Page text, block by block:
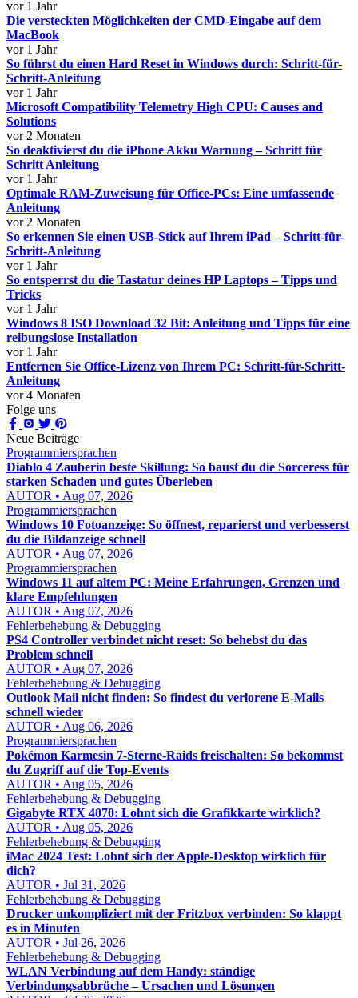
vor 1 Jahr
Die versteckten Möglichkeiten der CMD-Eingabe auf dem
MacBook
vor 1 Jahr
So führst du einen Hard Reset in Windows durch: Schritt-für-
Schritt-Anleitung
vor 1 Jahr
Microsoft Compatibility Telemetry High CPU: Causes and
Solutions
vor 2 Monaten
So deaktivierst du die iPhone Akku Warnung – Schritt für
Schritt Anleitung
vor 1 Jahr
Optimale RAM-Zuweisung für Office-PCs: Eine umfassende
Anleitung
vor 2 Monaten
So erkennen Sie einen USB-Stick auf Ihrem iPad – Schritt-für-
Schritt-Anleitung
vor 1 Jahr
So entsperrst du die Tastatur deines HP Laptops – Tipps und
Tricks
vor 1 Jahr
Windows 8 ISO Download 32 Bit: Anleitung und Tipps für eine
reibungslose Installation
vor 1 Jahr
Entfernen Sie Office-Lizenz von Ihrem PC: Schritt-für-Schritt-
Anleitung
vor 4 Monaten
Folge uns
Neue Beiträge
Programmiersprachen
Diablo 4 Zauberin beste Skillung: So baust du die Sorceress für
starken Schaden und gutes Überleben
AUTOR • Aug 07, 2026
Programmiersprachen
Windows 10 Fotoanzeige: So öffnest, reparierst und verbesserst
du die Bildanzeige schnell
AUTOR • Aug 07, 2026
Programmiersprachen
Windows 11 auf altem PC: Meine Erfahrungen, Grenzen und
klare Empfehlungen
AUTOR • Aug 07, 2026
Fehlerbehebung & Debugging
PS4 Controller verbindet nicht reset: So behebst du das
Problem schnell
AUTOR • Aug 07, 2026
Fehlerbehebung & Debugging
Outlook Mail nicht finden: So findest du verlorene E-Mails
schnell wieder
AUTOR • Aug 06, 2026
Programmiersprachen
Pokémon Karmesin 7-Sterne-Raids freischalten: So bekommst
du Zugriff auf die Top-Events
AUTOR • Aug 05, 2026
Fehlerbehebung & Debugging
Gigabyte RTX 4070: Lohnt sich die Grafikkarte wirklich?
AUTOR • Aug 05, 2026
Fehlerbehebung & Debugging
iMac 2024 Test: Lohnt sich der Apple-Desktop wirklich für
dich?
AUTOR • Jul 31, 2026
Fehlerbehebung & Debugging
Drucker unkompliziert mit der Fritzbox verbinden: So klappt
es in Minuten
AUTOR • Jul 26, 2026
Fehlerbehebung & Debugging
WLAN Verbindung auf dem Handy: ständige
Verbindungsabbrüche – Ursachen und Lösungen